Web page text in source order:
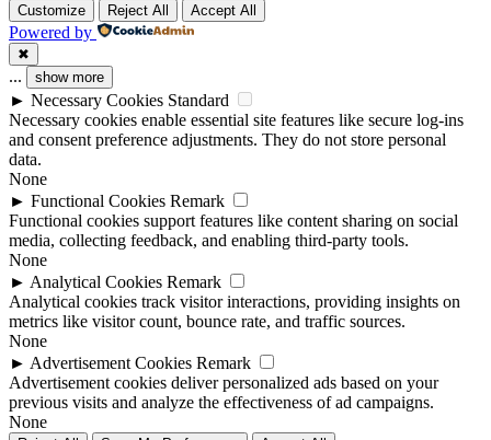
Customize Reject All Accept All
Powered by
✖
... show more
► Necessary Cookies Standard
Necessary cookies enable essential site features like secure log-ins
and consent preference adjustments. They do not store personal
data.
None
► Functional Cookies Remark
Functional cookies support features like content sharing on social
media, collecting feedback, and enabling third-party tools.
None
► Analytical Cookies Remark
Analytical cookies track visitor interactions, providing insights on
metrics like visitor count, bounce rate, and traffic sources.
None
► Advertisement Cookies Remark
Advertisement cookies deliver personalized ads based on your
previous visits and analyze the effectiveness of ad campaigns.
None